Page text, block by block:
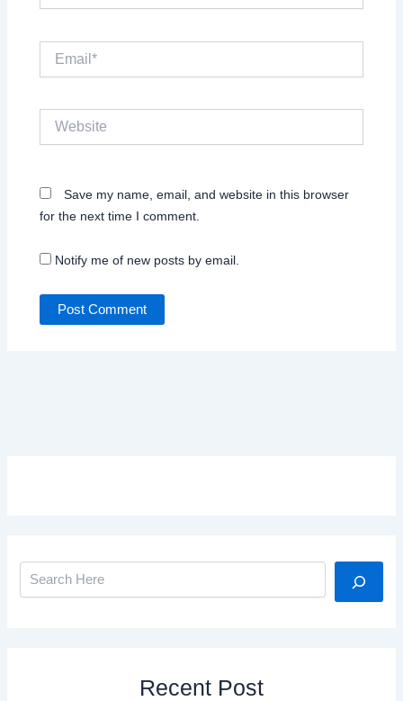
Website
Save my name, email, and website in this browser
for the next time I comment.
Notify me of new posts by email.
Recent Post